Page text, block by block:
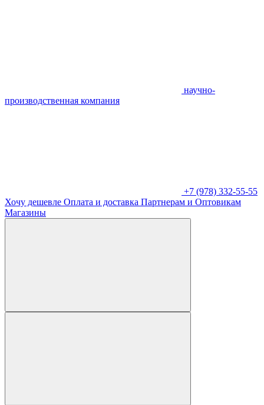
научно-
производственная компания
+7 (978) 332-55-55
Хочу дешевле Оплата и доставка Партнерам и Оптовикам
Магазины